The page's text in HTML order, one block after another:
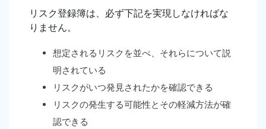
リスク登録簿は、必ず下記を実現しなければな
りません。
想定されるリスクを並べ、それらについて説
明されている
リスクがいつ発見されたかを確認できる
リスクの発生する可能性とその軽減方法が確
認できる